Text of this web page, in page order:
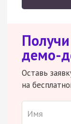
демо-
Оставь
на